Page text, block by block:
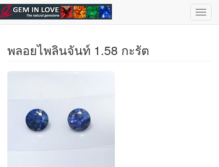
ข้ามไปยังเนื้อหาหลัก
เลือกอัญมณี English
พลอยไพลินจันท์ 1.58 กะรัต